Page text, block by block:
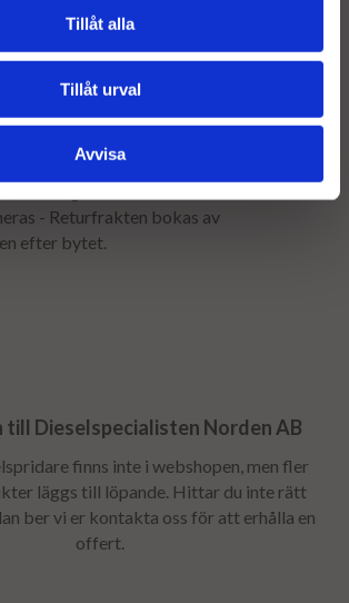
Tillåt alla
Tillåt urval
Avvisa
för att få tillbaka er gamla stomme tar vi
- Returfrakten bokas av
efter bytet.
till Dieselspecialisten Norden AB
finns inte i webshopen, men fler
läggs till löpande. Hittar du inte rätt
ber vi er kontakta oss för att erhålla en
offert.